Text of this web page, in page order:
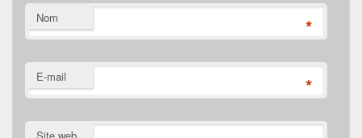
Nom *
E-mail *